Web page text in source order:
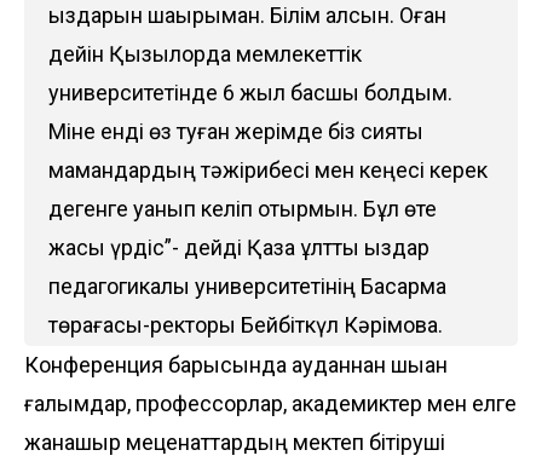
қыздарын шақырыман. Білім алсын. Оған
дейін Қызылорда мемлекеттік
университетінде 6 жыл басшы болдым.
Міне енді өз туған жерімде біз сияқты
мамандардың тәжірибесі мен кеңесі керек
дегенге қуанып келіп отырмын. Бұл өте
жақсы үрдіс”- дейді Қазақ ұлттық қыздар
педагогикалық университетінің Басқарма
төрағасы-ректоры Бейбіткүл Кәрімова.
Конференция барысында ауданнан шыққан
ғалымдар, профессорлар, академиктер мен елге
жанашыр меценаттардың мектеп бітіруші